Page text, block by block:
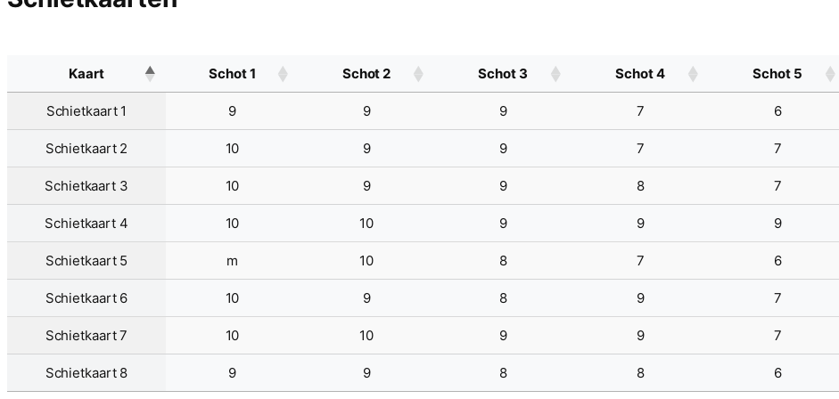
Kaart Schot 1 Schot 2 Schot 3 Schot 4 Schot 5
Schietkaart 1 9 9 9 7 6
Schietkaart 2 10 9 9 7 7
Schietkaart 3 10 9 9 8 7
Schietkaart 4 10 10 9 9 9
Schietkaart 5 m 10 8 7 6
Schietkaart 6 10 9 8 9 7
Schietkaart 7 10 10 9 9 7
Schietkaart 8 9 9 8 8 6